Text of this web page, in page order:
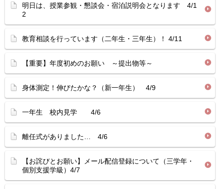
明日は、授業参観・懇談会・宿泊説明会となります 4/1
2
教育相談を行っています（二年生・三年生）！ 4/11
【重要】年度初めのお願い ～提出物等～
身体測定！伸びたかな？（新一年生） 4/9
一年生 校内見学 4/6
離任式がありました… 4/6
【お詫びとお願い】メール配信登録について（三学年・
個別支援学級）4/7